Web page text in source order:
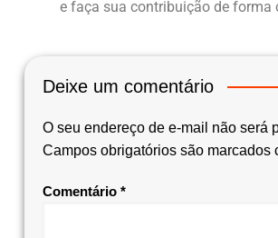
e faça sua contribuição de forma
Deixe um comentário
O seu endereço de e-mail não será
Campos obrigatórios são marcados
Comentário *